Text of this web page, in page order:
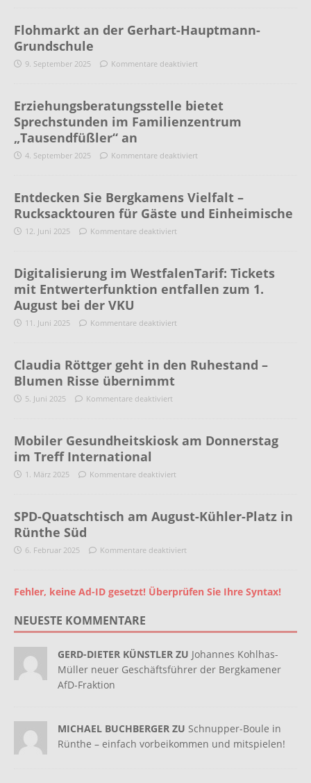
Flohmarkt an der Gerhart-Hauptmann-
Grundschule
9. September 2025 Kommentare deaktiviert
Erziehungsberatungsstelle bietet
Sprechstunden im Familienzentrum
„Tausendfüßler“ an
4. September 2025 Kommentare deaktiviert
Entdecken Sie Bergkamens Vielfalt –
Rucksacktouren für Gäste und Einheimische
12. Juni 2025 Kommentare deaktiviert
Digitalisierung im WestfalenTarif: Tickets
mit Entwerterfunktion entfallen zum 1.
August bei der VKU
11. Juni 2025 Kommentare deaktiviert
Claudia Röttger geht in den Ruhestand –
Blumen Risse übernimmt
5. Juni 2025 Kommentare deaktiviert
Mobiler Gesundheitskiosk am Donnerstag
im Treff International
1. März 2025 Kommentare deaktiviert
SPD-Quatschtisch am August-Kühler-Platz in
Rünthe Süd
6. Februar 2025 Kommentare deaktiviert
Fehler, keine Ad-ID gesetzt! Überprüfen Sie Ihre Syntax!
NEUESTE KOMMENTARE
GERD-DIETER KÜNSTLER ZU Johannes Kohlhas-
Müller neuer Geschäftsführer der Bergkamener
AfD-Fraktion
MICHAEL BUCHBERGER ZU Schnupper-Boule in
Rünthe – einfach vorbeikommen und mitspielen!